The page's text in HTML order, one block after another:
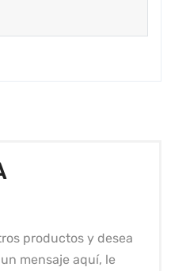
productos y desea
mensaje aquí, le